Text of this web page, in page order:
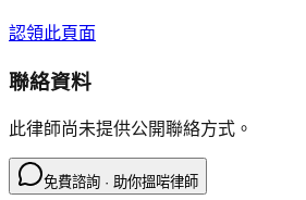
認領此頁面
聯絡資料
此律師尚未提供公開聯絡方式。
免費諮詢 · 助你搵啱律師